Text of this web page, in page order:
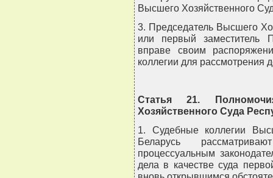
Высшего Хозяйственного
3. Председатель Высшего
или первый заместитель
вправе своим
коллегии для рассмотрения
Статья 21.
Хозяйственного Суда
1. Судебные коллегии
Беларусь
процессуальным
дела в качестве суда